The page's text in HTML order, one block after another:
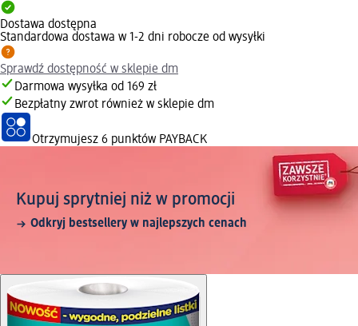
Dostawa dostępna
Standardowa dostawa w 1-2 dni robocze od wysyłki
Sprawdź dostępność w sklepie dm
Darmowa wysyłka od 169 zł
Bezpłatny zwrot również w sklepie dm
Otrzymujesz 6 punktów PAYBACK
Kupuj sprytniej niż w promocji
Odkryj bestsellery w najlepszych cenach